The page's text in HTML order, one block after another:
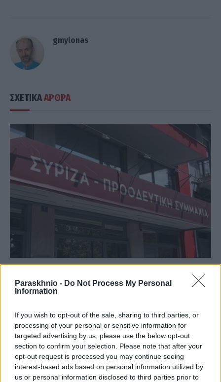
Paraskhnio - Do Not Process My Personal
Information
If you wish to opt-out of the sale, sharing to third parties, or
processing of your personal or sensitive information for
targeted advertising by us, please use the below opt-out
section to confirm your selection. Please note that after your
opt-out request is processed you may continue seeing
interest-based ads based on personal information utilized by
us or personal information disclosed to third parties prior to
gmylonas
ΣΧΕΤΙΚΑΑΡΘΡΑ
Συντροφική… σκούπα στην Κουμουνδούρου